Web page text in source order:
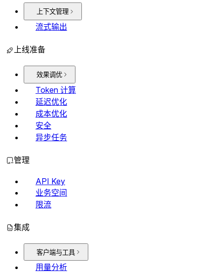
上下文管理
流式输出
上线准备
效果调优
Token 计算
延迟优化
成本优化
安全
异步任务
管理
API Key
业务空间
限流
集成
客户端与工具
用量分析